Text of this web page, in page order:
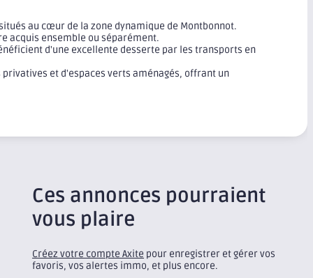
au cœur de la zone dynamique de Montbonnot.
acquis ensemble ou séparément.
d'une excellente desserte par les transports en
et d'espaces verts aménagés, offrant un
Ces annonces pourraient
vous plaire
Créez votre compte Axite pour enregistrer et gérer vos
favoris, vos alertes immo, et plus encore.